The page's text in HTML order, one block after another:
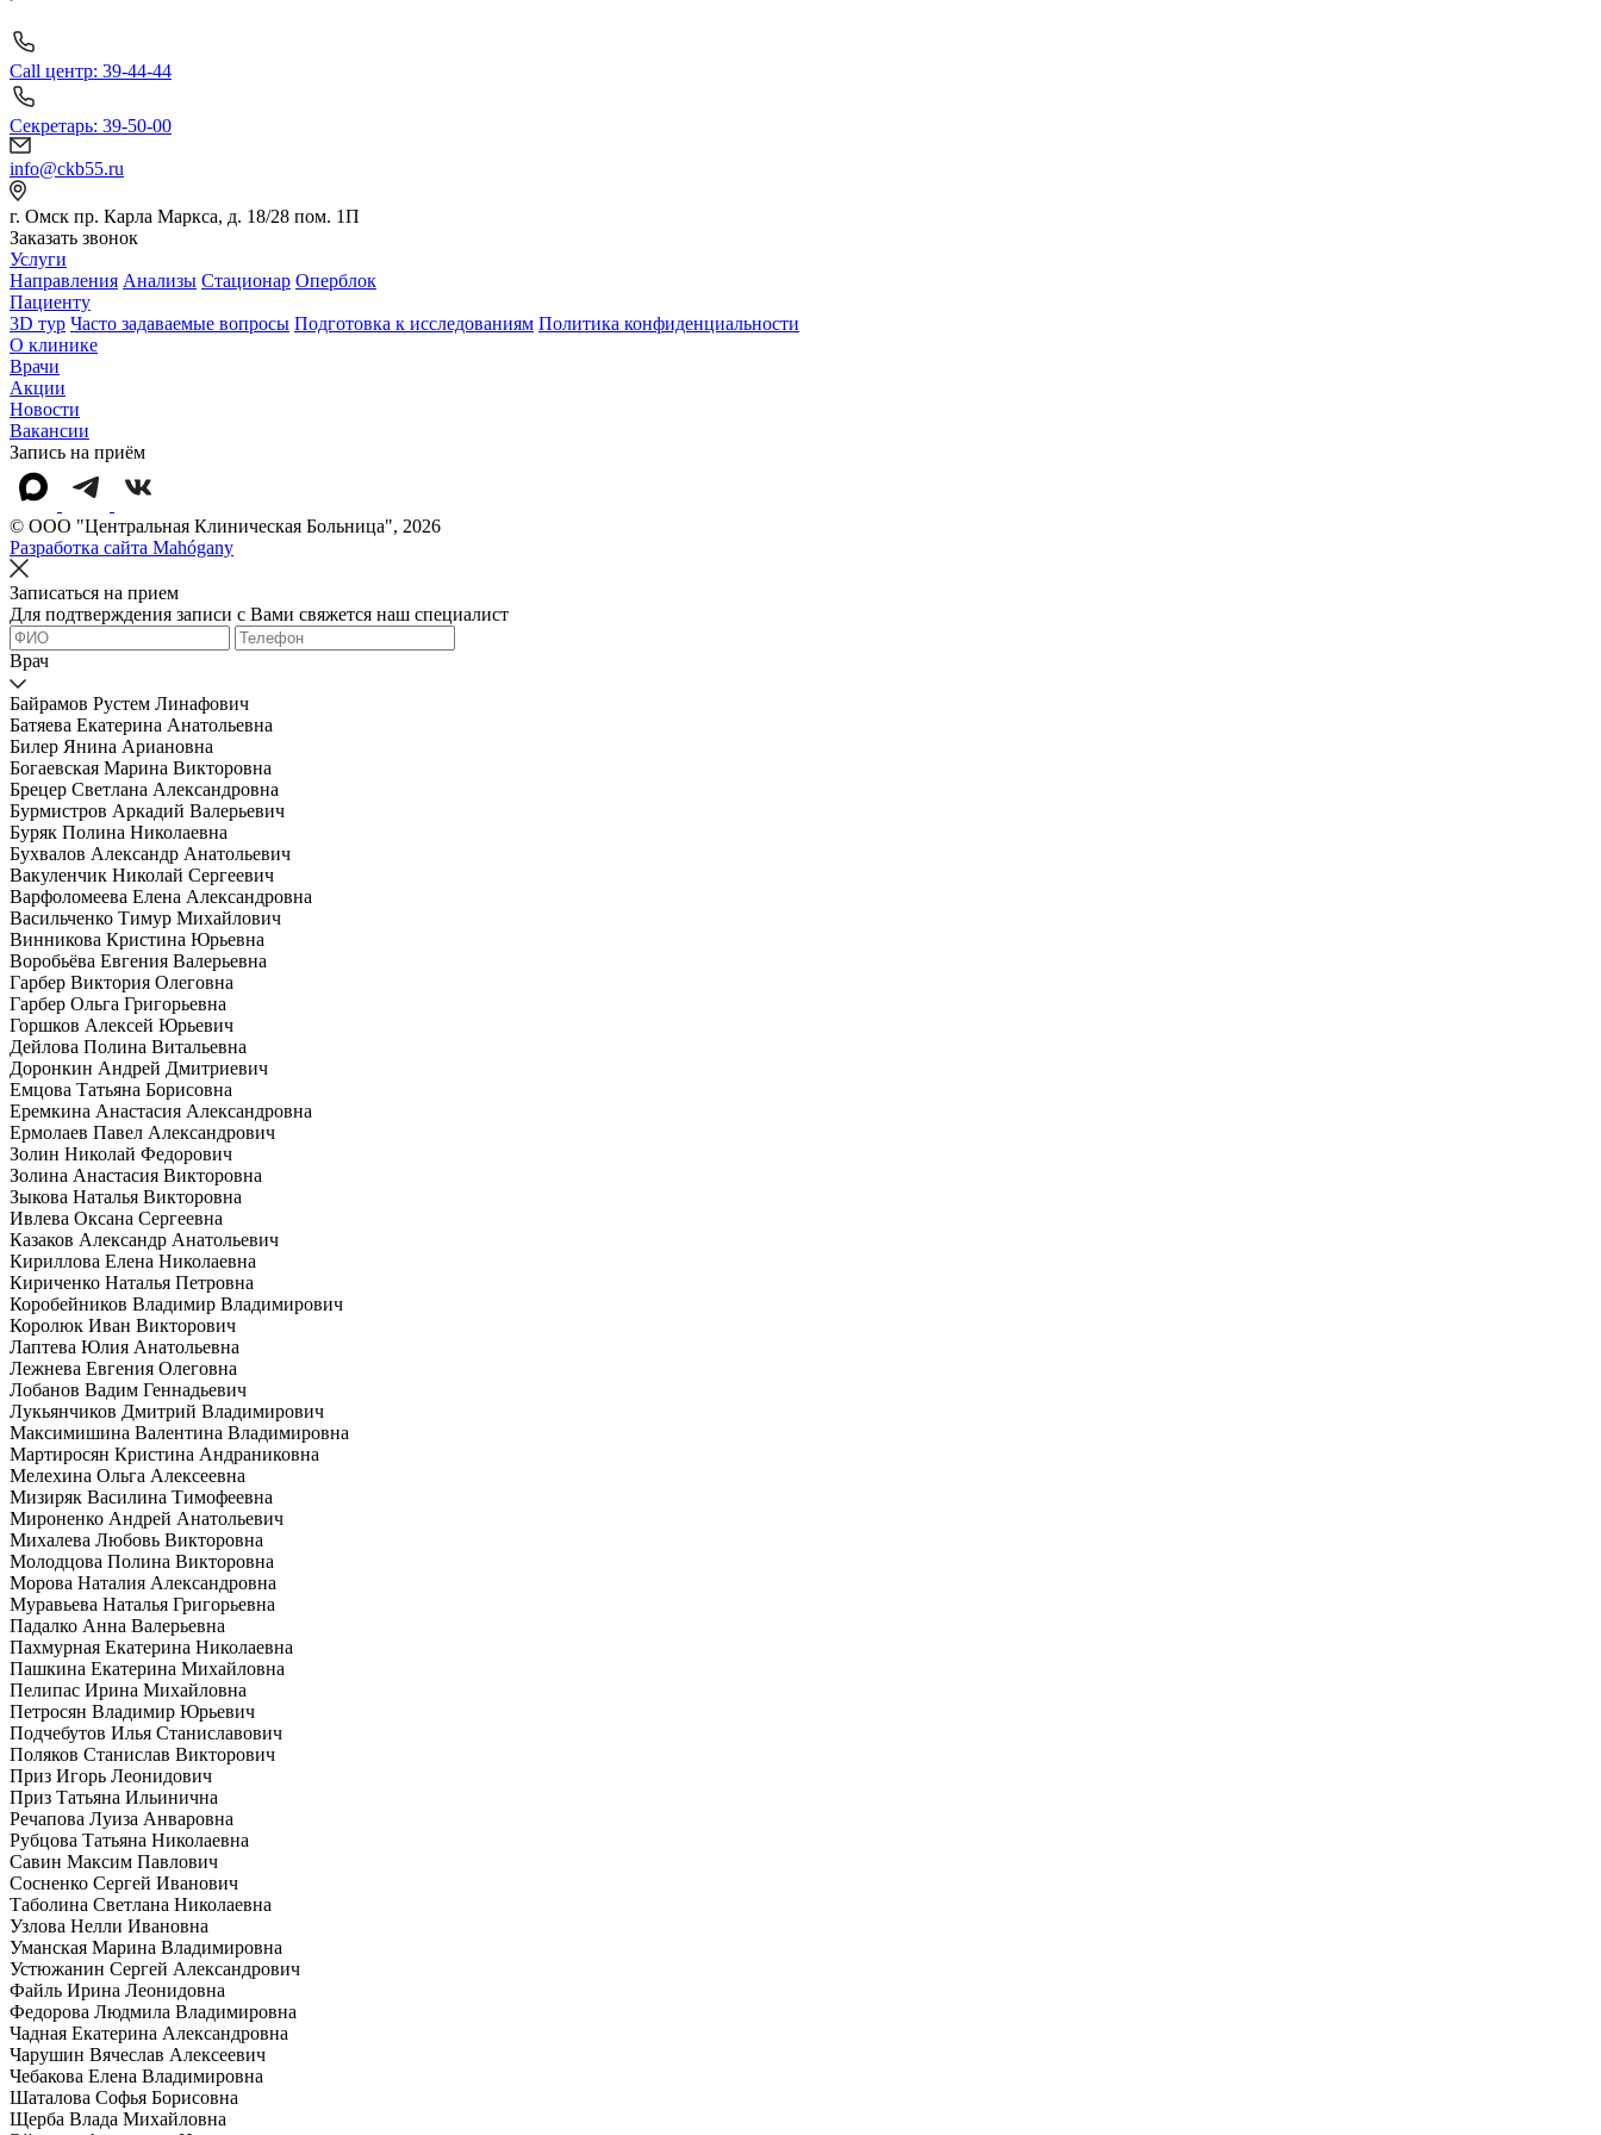
Call центр: 39-44-44
Секретарь: 39-50-00
info@ckb55.ru
г. Омск пр. Карла Маркса, д. 18/28 пом. 1П
Заказать звонок
Услуги
Направления Анализы Стационар Оперблок
Пациенту
3D тур Часто задаваемые вопросы Подготовка к исследованиям Политика конфиденциальности
О клинике
Врачи
Акции
Новости
Вакансии
Запись на приём
© OOO "Центральная Клиническая Больница", 2026
Разработка сайта Mahógany
Записаться на прием
Для подтверждения записи с Вами свяжется наш специалист
Врач
Байрамов Рустем Линафович
Батяева Екатерина Анатольевна
Билер Янина Ариановна
Богаевская Марина Викторовна
Брецер Светлана Александровна
Бурмистров Аркадий Валерьевич
Буряк Полина Николаевна
Бухвалов Александр Анатольевич
Вакуленчик Николай Сергеевич
Варфоломеева Елена Александровна
Васильченко Тимур Михайлович
Винникова Кристина Юрьевна
Воробьёва Евгения Валерьевна
Гарбер Виктория Олеговна
Гарбер Ольга Григорьевна
Горшков Алексей Юрьевич
Дейлова Полина Витальевна
Доронкин Андрей Дмитриевич
Емцова Татьяна Борисовна
Еремкина Анастасия Александровна
Ермолаев Павел Александрович
Золин Николай Федорович
Золина Анастасия Викторовна
Зыкова Наталья Викторовна
Ивлева Оксана Сергеевна
Казаков Александр Анатольевич
Кириллова Елена Николаевна
Кириченко Наталья Петровна
Коробейников Владимир Владимирович
Королюк Иван Викторович
Лаптева Юлия Анатольевна
Лежнева Евгения Олеговна
Лобанов Вадим Геннадьевич
Лукьянчиков Дмитрий Владимирович
Максимишина Валентина Владимировна
Мартиросян Кристина Андраниковна
Мелехина Ольга Алексеевна
Мизиряк Василина Тимофеевна
Мироненко Андрей Анатольевич
Михалева Любовь Викторовна
Молодцова Полина Викторовна
Морова Наталия Александровна
Муравьева Наталья Григорьевна
Падалко Анна Валерьевна
Пахмурная Екатерина Николаевна
Пашкина Екатерина Михайловна
Пелипас Ирина Михайловна
Петросян Владимир Юрьевич
Подчебутов Илья Станиславович
Поляков Станислав Викторович
Приз Игорь Леонидович
Приз Татьяна Ильинична
Речапова Луиза Анваровна
Рубцова Татьяна Николаевна
Савин Максим Павлович
Сосненко Сергей Иванович
Таболина Светлана Николаевна
Узлова Нелли Ивановна
Уманская Марина Владимировна
Устюжанин Сергей Александрович
Файль Ирина Леонидовна
Федорова Людмила Владимировна
Чадная Екатерина Александровна
Чарушин Вячеслав Алексеевич
Чебакова Елена Владимировна
Шаталова Софья Борисовна
Щерба Влада Михайловна